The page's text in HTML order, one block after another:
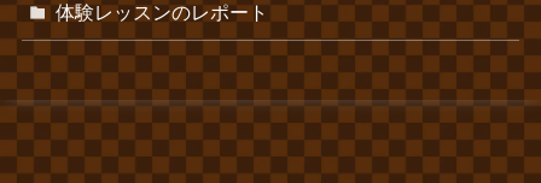
体験レッスンのレポート